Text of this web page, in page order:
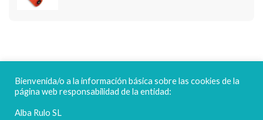
FELICES FIESTAS
Bienvenida/o a la información básica sobre las cookies de la
página web responsabilidad de la entidad:
Alba Rulo SL